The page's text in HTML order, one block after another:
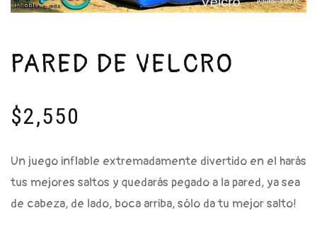
PARED DE VELCRO
$2,550
Un juego inflable extremadamente divertido en el harás
tus mejores saltos y quedarás pegado a la pared, ya sea
de cabeza, de lado, boca arriba, sólo da tu mejor salto!